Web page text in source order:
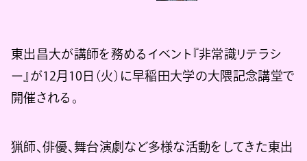
東出昌大が講師を務めるイベント『非常識リテラシ
ー』が12月10日（火）に早稲田大学の大隈記念講堂で
開催される。
猟師、俳優、舞台演劇など多様な活動をしてきた東出